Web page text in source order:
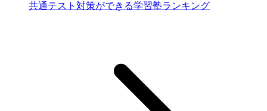
共通テスト対策ができる学習塾ランキング